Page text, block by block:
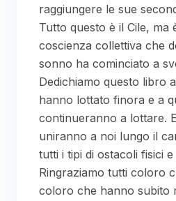
raggiungere le sue
Tutto questo è il Cile, ma
coscienza collettiva che
sonno ha cominciato a
Dedichiamo questo libro
hanno lottato finora e a
continueranno a lottare.
uniranno a noi lungo il
tutti i tipi di ostacoli fisici e
Ringraziamo tutti coloro
coloro che hanno subito